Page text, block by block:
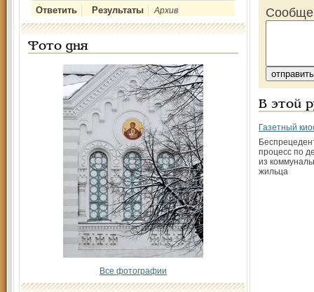
Архив
Фото дня
Все фотографии
В этой
Газетный
процесс по
из
жильца